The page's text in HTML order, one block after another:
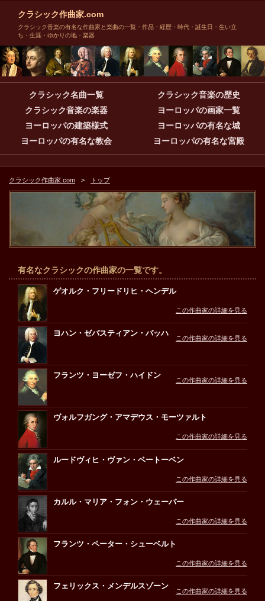
クラシック作曲家.com
クラシック音楽の有名な作曲家と楽曲の一覧・作品・経歴・時代・誕生日・生い立
ち・生涯・ゆかりの地・楽器
クラシック名曲一覧
クラシック音楽の歴史
クラシック音楽の楽器
ヨーロッパの画家一覧
ヨーロッパの建築様式
ヨーロッパの有名な城
ヨーロッパの有名な教会
ヨーロッパの有名な宮殿
クラシック作曲家.com トップ
有名なクラシックの作曲家の一覧です。
ゲオルク・フリードリヒ・ヘンデル
この作曲家の詳細を見る
ヨハン・ゼバスティアン・バッハ
この作曲家の詳細を見る
フランツ・ヨーゼフ・ハイドン
この作曲家の詳細を見る
ヴォルフガング・アマデウス・モーツァルト
この作曲家の詳細を見る
ルードヴィヒ・ヴァン・ベートーベン
この作曲家の詳細を見る
カルル・マリア・フォン・ウェーバー
この作曲家の詳細を見る
フランツ・ペーター・シューベルト
この作曲家の詳細を見る
フェリックス・メンデルスゾーン
この作曲家の詳細を見る